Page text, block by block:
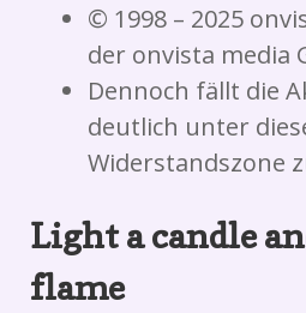
© 1998 – 2025
der onvista media
Dennoch fällt die
deutlich unter
Widerstandszone
Light a candle
flame